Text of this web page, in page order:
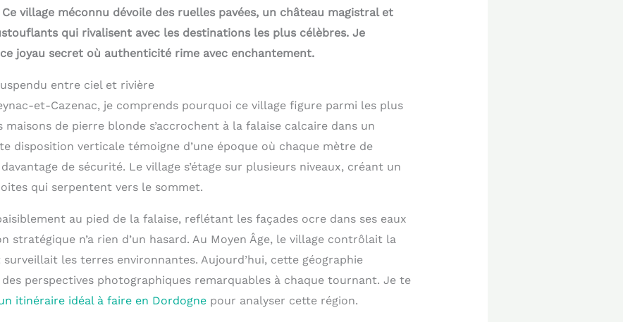
village méconnu dévoile des ruelles pavées, un château magistral et
qui rivalisent avec les destinations les plus célèbres. Je
joyau secret où authenticité rime avec enchantement.
entre ciel et rivière
et-Cazenac, je comprends pourquoi ce village figure parmi les plus
maisons de pierre blonde s’accrochent à la falaise calcaire dans un
disposition verticale témoigne d’une époque où chaque mètre de
de sécurité. Le village s’étage sur plusieurs niveaux, créant un
qui serpentent vers le sommet.
au pied de la falaise, reflétant les façades ocre dans ses eaux
stratégique n’a rien d’un hasard. Au Moyen Âge, le village contrôlait la
les terres environnantes. Aujourd’hui, cette géographie
perspectives photographiques remarquables à chaque tournant. Je te
itinéraire idéal à faire en Dordognepour analyser cette région.